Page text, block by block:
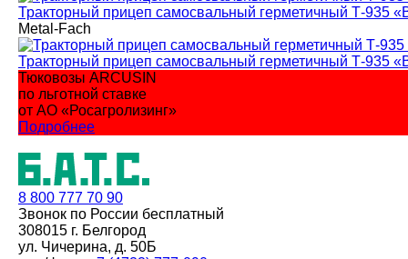
Тракторный прицеп самосвальный герметичный Т-935
Metal-Fach
Тракторный прицеп самосвальный герметичный Т-935
Тюковозы ARCUSIN
по льготной ставке
от АО «Росагролизинг»
Подробнее
8 800 777 70 90
Звонок по России бесплатный
308015 г. Белгород
ул. Чичерина, д. 50Б